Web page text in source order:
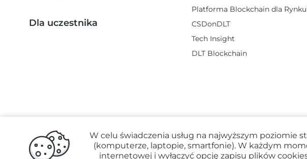
Dla uczestnika
Platforma Blockchain dla
CSDonDLT
Tech Insight
DLT Blockchain
W celu świadczenia usług na najwyższym poziomie
(komputerze, laptopie, smartfonie). W każdym
internetowej i wyłączyć opcję zapisu plików